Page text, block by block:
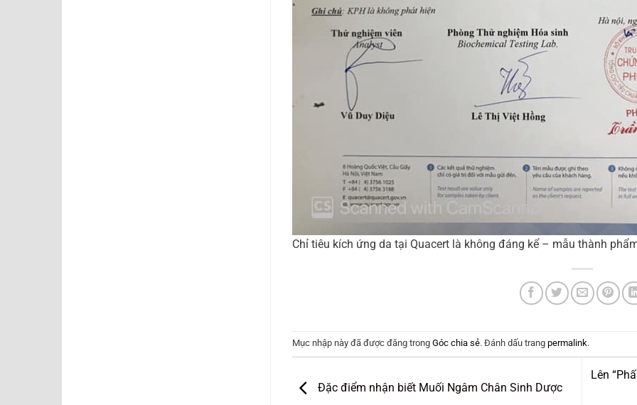
Chỉ tiêu kích ứng da tại Quacert là không đáng kể – mẫu thành
Mục nhập này đã được đăng trong Góc chia sẻ. Đánh dấu trang permalink.
Đặc điểm nhận biết Muối Ngâm Chân Sinh Dược
Lên